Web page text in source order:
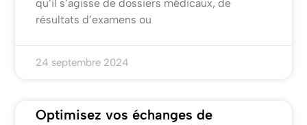
qu’il s’agisse de dossiers médicaux, de
résultats d’examens ou
24 septembre 2024
Optimisez vos échanges de